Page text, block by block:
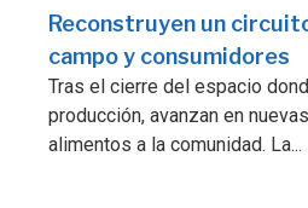
Reconstruyen un
campo y consumidores
Tras el cierre del espacio
producción, avanzan en
alimentos a la comunidad. La...